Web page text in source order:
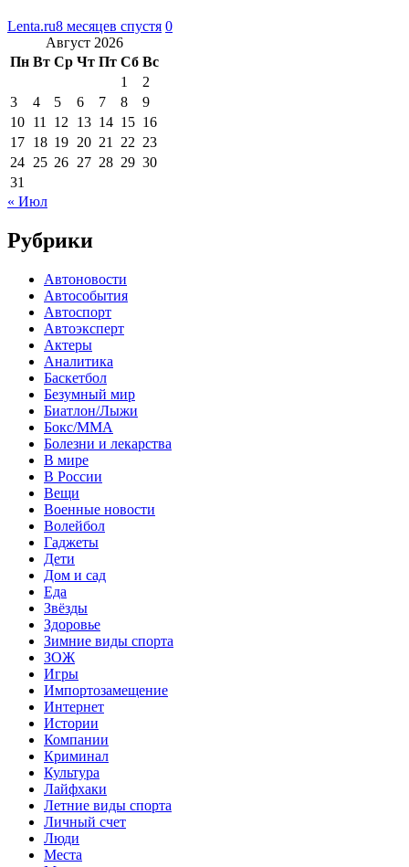
Lenta.ru8 месяцев спустя 0
Август 2026
Пн Вт Ср Чт Пт Сб Вс
1
2
3
4 5 6 7 8
9
10 11 12 13 14 15 16
17 18 19 20 21 22 23
24 25 26 27 28 29 30
31
« Июл
Рубрики
Автоновости
Автособытия
Автоспорт
Автоэксперт
Актеры
Аналитика
Баскетбол
Безумный мир
Биатлон/Лыжи
Бокс/MMA
Болезни и лекарства
В мире
В России
Вещи
Военные новости
Волейбол
Гаджеты
Дети
Дом и сад
Еда
Звёзды
Здоровье
Зимние виды спорта
ЗОЖ
Игры
Импортозамещение
Интернет
Истории
Компании
Криминал
Культура
Лайфхаки
Летние виды спорта
Личный счет
Люди
Места